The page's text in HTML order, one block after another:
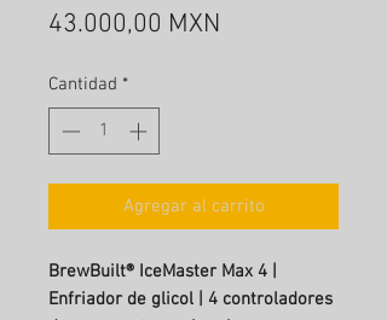
43.000,00 MXN
Cantidad *
Agregar al carrito
BrewBuilt® IceMaster Max 4 |
Enfriador de glicol | 4 controladores